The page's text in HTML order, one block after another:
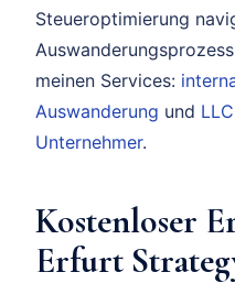
Steueroptimierung
meinen Services:
Auswanderung und
Unternehmer.
Kostenloser
Erfurt